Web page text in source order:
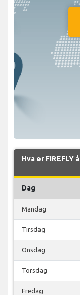
Hva er FIREFLY
Dag
Mandag
Tirsdag
Onsdag
Torsdag
Fredag